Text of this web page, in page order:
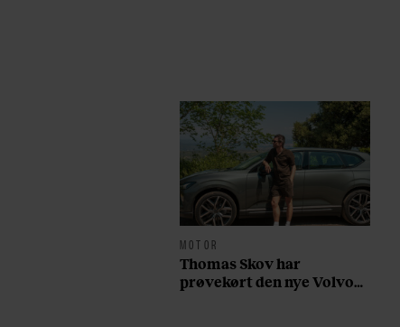
MOTOR
Thomas Skov har
prøvekørt den nye Volvo